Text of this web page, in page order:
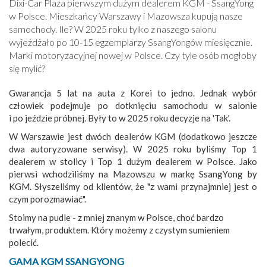
Dixi-Car Plaza pierwszym dużym dealerem KGM - SsangYong
w Polsce. Mieszkańcy Warszawy i Mazowsza kupują nasze
samochody. Ile? W 2025 roku tylko z naszego salonu
wyjeżdżało po 10-15 egzemplarzy SsangYongów miesięcznie.
Marki motoryzacyjnej nowej w Polsce. Czy tyle osób mogłoby
się mylić?
Gwarancja 5 lat na auta z Korei to jedno. Jednak wybór
człowiek podejmuje po dotknięciu samochodu w salonie
i po jeździe próbnej. Były to w 2025 roku decyzje na 'Tak'.
W Warszawie jest dwóch dealerów KGM (dodatkowo jeszcze
dwa autoryzowane serwisy). W 2025 roku byliśmy Top 1
dealerem w stolicy i Top 1 dużym dealerem w Polsce. Jako
pierwsi wchodziliśmy na Mazowszu w markę SsangYong by
KGM. Słyszeliśmy od klientów, że "z wami przynajmniej jest o
czym porozmawiać".
Stoimy na pudle - z mniej znanym w Polsce, choć bardzo
trwałym, produktem. Który możemy z czystym sumieniem
polecić.
GAMA KGM SSANGYONG